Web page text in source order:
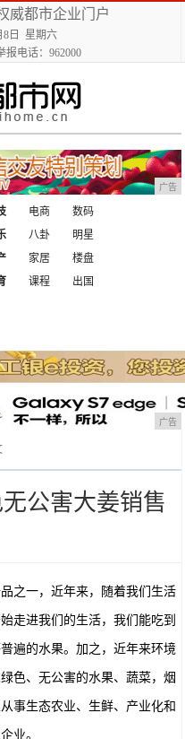
威都市企业门户
8日 星期六
报电话：962000
广告
电商
数码
八卦
明星
家居
楼盘
课程
出国
广告
公害大姜销售
之一，近年来，随着我们生活
走进我们的生活，我们能吃到
遍的水果。加之，近年来环境
色、无公害的水果、蔬菜，烟
事生态农业、生鲜、产业化和
业。